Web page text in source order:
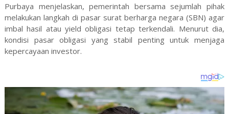
Purbaya menjelaskan, pemerintah bersama sejumlah pihak
melakukan langkah di pasar surat berharga negara (SBN) agar
imbal hasil atau yield obligasi tetap terkendali. Menurut dia,
kondisi pasar obligasi yang stabil penting untuk menjaga
kepercayaan investor.